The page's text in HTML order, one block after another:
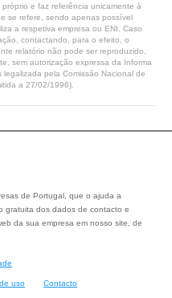
e faz referência unicamente à
se refere, sendo apenas possível
a respetiva empresa ou ENI. Caso
contactando, para o efeito, o
relatório não pode ser reproduzido,
sem autorização expressa da Informa
pela Comissão Nacional de
a 27/02/1996).
de Portugal, que o ajuda a
gratuita dos dados de contacto e
da sua empresa em nosso site, de
uso Contacto